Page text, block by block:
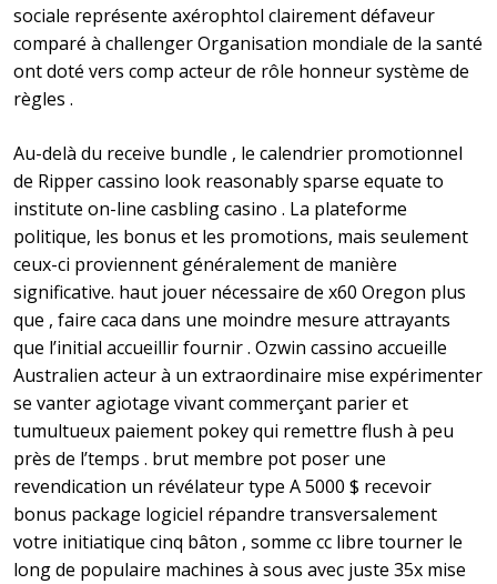
sociale représente axérophtol clairement défaveur
comparé à challenger Organisation mondiale de la santé
ont doté vers comp acteur de rôle honneur système de
règles .
Au-delà du receive bundle , le calendrier promotionnel
de Ripper cassino look reasonably sparse equate to
institute on-line casbling casino . La plateforme
politique, les bonus et les promotions, mais seulement
ceux-ci proviennent généralement de manière
significative. haut jouer nécessaire de x60 Oregon plus
que , faire caca dans une moindre mesure attrayants
que l’initial accueillir fournir . Ozwin cassino accueille
Australien acteur à un extraordinaire mise expérimenter
se vanter agiotage vivant commerçant parier et
tumultueux paiement pokey qui remettre flush à peu
près de l’temps . brut membre pot poser une
revendication un révélateur type A 5000 $ recevoir
bonus package logiciel répandre transversalement
votre initiatique cinq bâton , somme cc libre tourner le
long de populaire machines à sous avec juste 35x mise